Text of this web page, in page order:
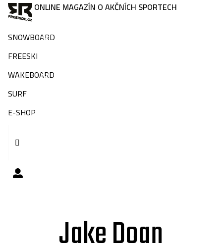
ONLINE MAGAZÍN O AKČNÍCH SPORTECH
SNOWBOARD
FREESKI
WAKEBOARD
SURF
E-SHOP